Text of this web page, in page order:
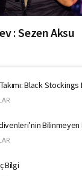
: Sezen Aksu
Black Stockings
Bilinmeyen
Bilgi